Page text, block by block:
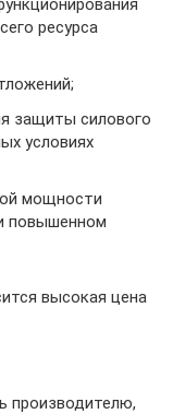
ресурса
защиты силового
условиях
мощности
повышенном
высокая цена
производителю,